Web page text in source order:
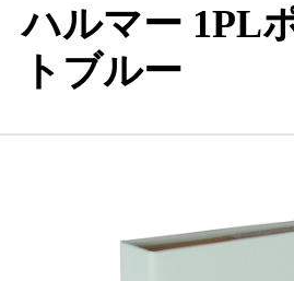
ノート・紙製品 学校ソ
沿革
ハルマー 1PL
トブルー